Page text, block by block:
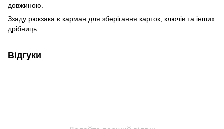
довжиною.
Ззаду рюкзака є карман для зберігання карток, ключів та інших
дрібниць.
Відгуки